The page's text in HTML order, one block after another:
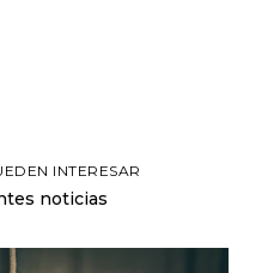
INTERESAR
noticias